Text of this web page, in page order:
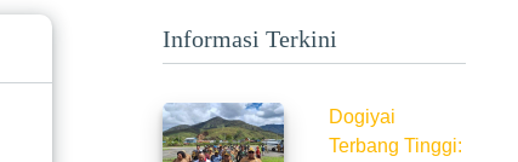
Informasi Terkini
Dogiyai
Terbang Tinggi: